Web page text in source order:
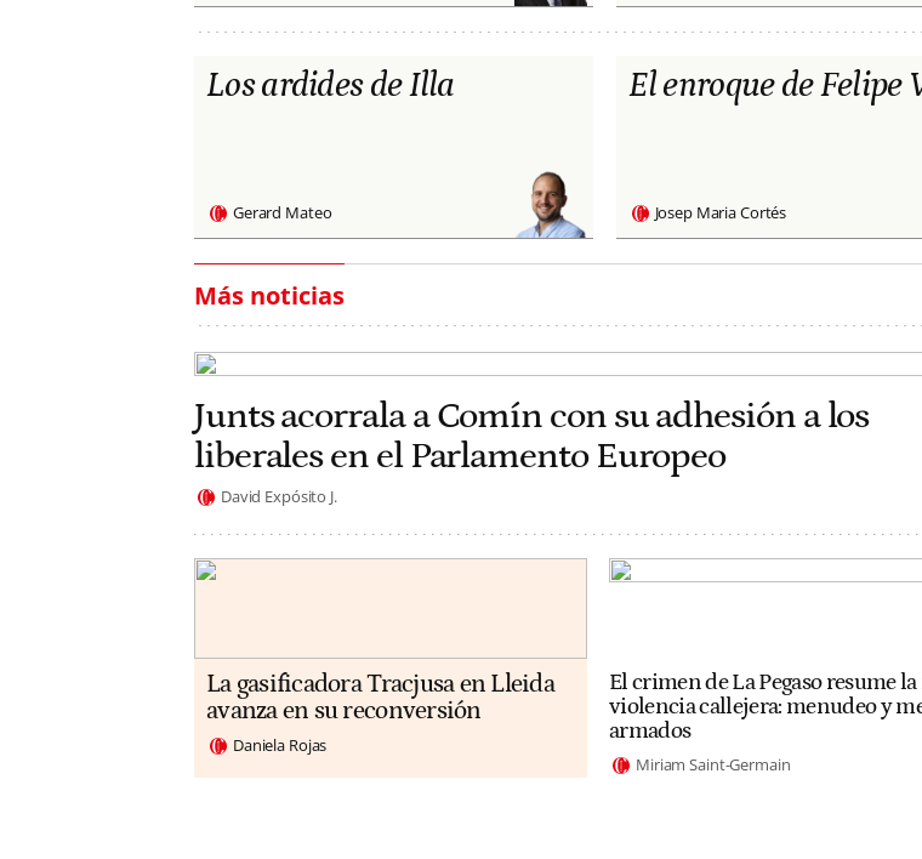
Los ardides de Illa
Gerard Mateo
El enroque de Felipe
Josep Maria Cortés
Más noticias
Junts acorrala a Comín con su adhesión a los
liberales en el Parlamento Europeo
David Expósito J.
La gasificadora Tracjusa en Lleida
avanza en su reconversión
Daniela Rojas
El crimen de La Pegaso resume
violencia callejera: menudeo y
armados
Miriam Saint-Germain